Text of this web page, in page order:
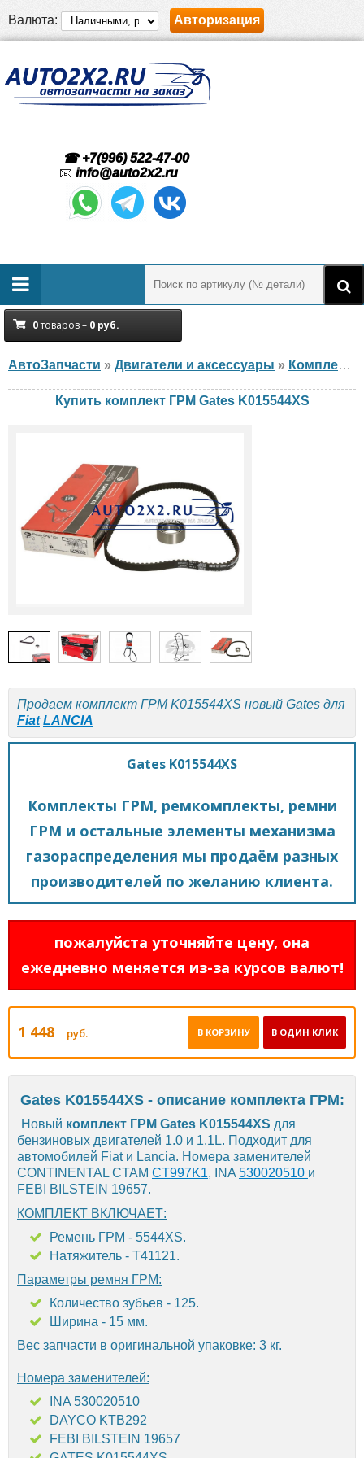
Валюта: Авторизация
☎ +7(996) 522-47-00
📧 info@auto2x2.ru
0товаров – 0 руб.
АвтоЗапчасти » Двигатели и аксессуары » Комплект ГРМ
Купить комплект ГРМ Gates K015544XS
Продаем комплект ГРМ K015544XS новый Gates для
Fiat LANCIA
Gates K015544XS
Комплекты ГРМ, ремкомплекты, ремни
ГРМ и остальные элементы механизма
газораспределения мы продаём разных
производителей по желанию клиента.
пожалуйста уточняйте цену, она
ежедневно меняется из-за курсов валют!
1 448 руб. В ОДИН КЛИК
В КОРЗИНУ
Gates K015544XS - описание комплекта ГРМ:
Новый комплект ГРМ Gates K015544XS для
бензиновых двигателей 1.0 и 1.1L. Подходит для
автомобилей Fiat и Lancia. Номера заменителей
CONTINENTAL CTAM CT997K1, INA 530020510 и
FEBI BILSTEIN 19657.
КОМПЛЕКТ ВКЛЮЧАЕТ:
Ремень ГРМ - 5544XS.
Натяжитель - T41121.
Параметры ремня ГРМ:
Количество зубьев - 125.
Ширина - 15 мм.
Вес запчасти в оригинальной упаковке: 3 кг.
Номера заменителей:
INA 530020510
DAYCO KTB292
FEBI BILSTEIN 19657